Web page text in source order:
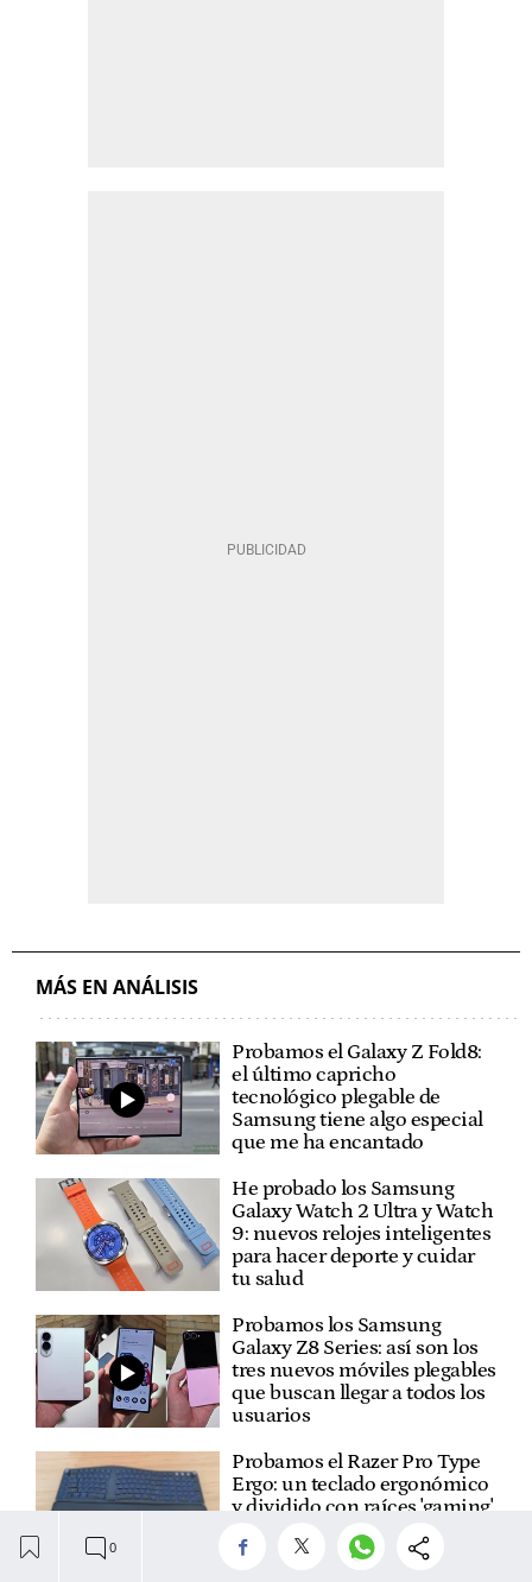
MÁS EN ANÁLISIS
Probamos el Galaxy Z Fold8:
el último capricho
tecnológico plegable de
Samsung tiene algo especial
que me ha encantado
He probado los Samsung
Galaxy Watch 2 Ultra y Watch
9: nuevos relojes inteligentes
para hacer deporte y cuidar
tu salud
Probamos los Samsung
Galaxy Z8 Series: así son los
tres nuevos móviles plegables
que buscan llegar a todos los
usuarios
Probamos el Razer Pro Type
Ergo: un teclado ergonómico
y dividido con raíces 'gaming'
que mejora la productividad